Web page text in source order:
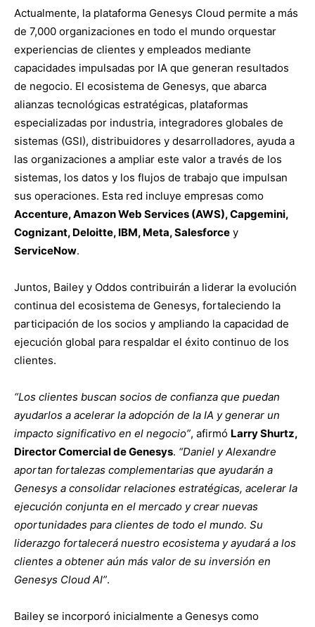
Actualmente, la plataforma Genesys Cloud permite a más
de 7,000 organizaciones en todo el mundo orquestar
experiencias de clientes y empleados mediante
capacidades impulsadas por IA que generan resultados
de negocio. El ecosistema de Genesys, que abarca
alianzas tecnológicas estratégicas, plataformas
especializadas por industria, integradores globales de
sistemas (GSI), distribuidores y desarrolladores, ayuda a
las organizaciones a ampliar este valor a través de los
sistemas, los datos y los flujos de trabajo que impulsan
sus operaciones. Esta red incluye empresas como
Accenture, Amazon Web Services (AWS), Capgemini,
Cognizant, Deloitte, IBM, Meta, Salesforce y
ServiceNow.
Juntos, Bailey y Oddos contribuirán a liderar la evolución
continua del ecosistema de Genesys, fortaleciendo la
participación de los socios y ampliando la capacidad de
ejecución global para respaldar el éxito continuo de los
clientes.
“Los clientes buscan socios de confianza que puedan
ayudarlos a acelerar la adopción de la IA y generar un
impacto significativo en el negocio”, afirmó Larry Shurtz,
Director Comercial de Genesys. “Daniel y Alexandre
aportan fortalezas complementarias que ayudarán a
Genesys a consolidar relaciones estratégicas, acelerar la
ejecución conjunta en el mercado y crear nuevas
oportunidades para clientes de todo el mundo. Su
liderazgo fortalecerá nuestro ecosistema y ayudará a los
clientes a obtener aún más valor de su inversión en
Genesys Cloud AI”.
Bailey se incorporó inicialmente a Genesys como